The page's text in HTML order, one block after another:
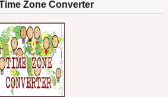
Zone Converter